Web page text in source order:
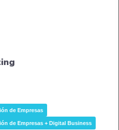
de Empresas
de Empresas + Digital Business